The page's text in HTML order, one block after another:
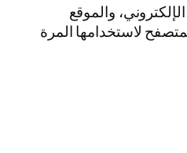
والموقع
لاستخدامها المرة